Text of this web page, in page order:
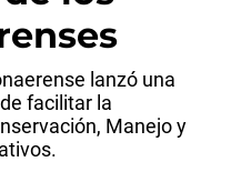
lanzó una
facilitar la
Manejo y